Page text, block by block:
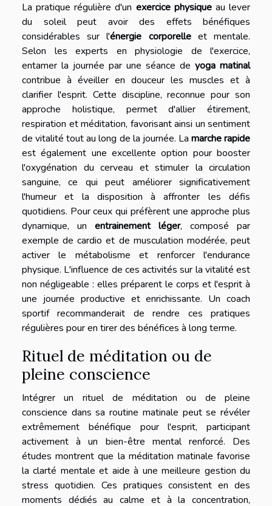
La pratique régulière d'un exercice physiqueau lever
du soleil peut avoir des effets bénéfiques
considérables sur l'énergie corporelleet mentale.
Selon les experts en physiologie de l'exercice,
entamer la journée par une séance de yoga matinal
contribue à éveiller en douceur les muscles et à
clarifier l'esprit. Cette discipline, reconnue pour son
approche holistique, permet d'allier étirement,
respiration et méditation, favorisant ainsi un sentiment
de vitalité tout au long de la journée. La marche rapide
est également une excellente option pour booster
l'oxygénation du cerveau et stimuler la circulation
sanguine, ce qui peut améliorer significativement
l'humeur et la disposition à affronter les défis
quotidiens. Pour ceux qui préfèrent une approche plus
dynamique, un entrainement léger, composé par
exemple de cardio et de musculation modérée, peut
activer le métabolisme et renforcer l'endurance
physique. L'influence de ces activités sur la vitalité est
non négligeable : elles préparent le corps et l'esprit à
une journée productive et enrichissante. Un coach
sportif recommanderait de rendre ces pratiques
régulières pour en tirer des bénéfices à long terme.
Rituel de méditation ou de
pleine conscience
Intégrer un rituel de méditation ou de pleine
conscience dans sa routine matinale peut se révéler
extrêmement bénéfique pour l'esprit, participant
activement à un bien-être mental renforcé. Des
études montrent que la méditation matinale favorise
la clarté mentale et aide à une meilleure gestion du
stress quotidien. Ces pratiques consistent en des
moments dédiés au calme et à la concentration,